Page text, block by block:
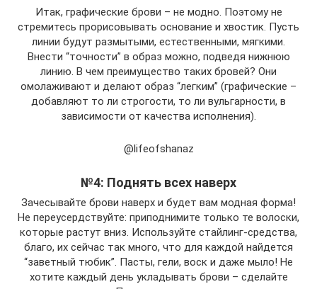
Итак, графические брови – не модно. Поэтому не
стремитесь прорисовывать основание и хвостик. Пусть
линии будут размытыми, естественными, мягкими.
Внести “точности” в образ можно, подведя нижнюю
линию. В чем преимущество таких бровей? Они
омолаживают и делают образ “легким” (графические –
добавляют то ли строгости, то ли вульгарности, в
зависимости от качества исполнения).
@lifeofshanaz
№4: Поднять всех наверх
Зачесывайте брови наверх и будет вам модная форма!
Не переусердствуйте: приподнимите только те волоски,
которые растут вниз. Используйте стайлинг-средства,
благо, их сейчас так много, что для каждой найдется
“заветный тюбик”. Пасты, гели, воск и даже мыло! Не
хотите каждый день укладывать брови – сделайте